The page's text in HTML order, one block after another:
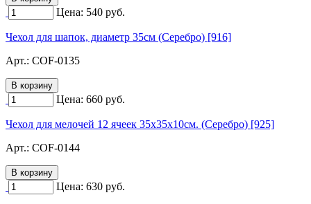
Цена: 540 руб.
Чехол для шапок, диаметр 35см (Серебро) [916]
Арт.: COF-0135
Цена: 660 руб.
Чехол для мелочей 12 ячеек 35х35х10см. (Серебро) [925]
Арт.: COF-0144
Цена: 630 руб.